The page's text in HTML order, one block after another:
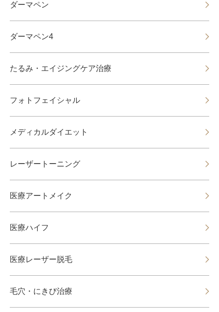
ダーマペン
ダーマペン4
たるみ・エイジングケア治療
フォトフェイシャル
メディカルダイエット
レーザートーニング
医療アートメイク
医療ハイフ
医療レーザー脱毛
毛穴・にきび治療